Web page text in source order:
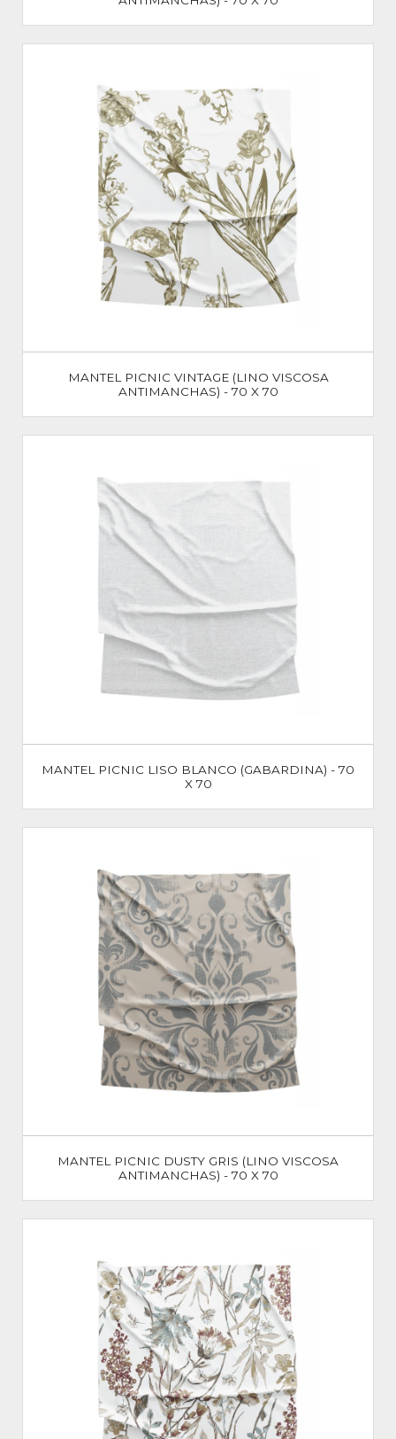
MANTEL PICNIC VINTAGE (LINO VISCOSA
ANTIMANCHAS) - 70 X 70
MANTEL PICNIC LISO BLANCO (GABARDINA) - 70
X 70
MANTEL PICNIC DUSTY GRIS (LINO VISCOSA
ANTIMANCHAS) - 70 X 70